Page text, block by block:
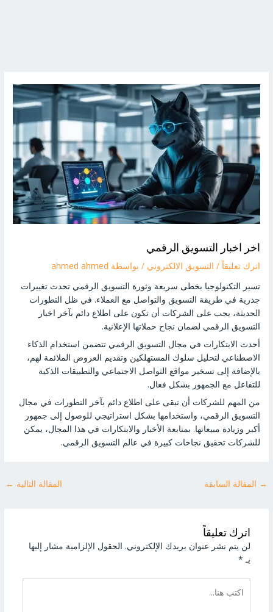
اخر اخبار التسويق الرقمي
اترك تعليقاً/ التسويق الالكتروني / بواسطة
تسير التكنولوجيا بخطى سريعة وثورة التسويق الرقمي تحدث تغييرات
جذرية في طريقة التسويق والتواصل مع العملاء. في ظل التطورات
الحديثة، يجب على الشركات أن تكون على اطلاع دائم بآخر اخبار
التسويق الرقمي لضمان نجاح حملاتها الإعلانية.
أحدث الابتكارات في مجال التسويق الرقمي تتضمن استخدام الذكاء
الاصطناعي لتحليل سلوك المستهلكين وتقديم العروض الملائمة لهم،
بالإضافة إلى تسخير مواقع التواصل الاجتماعي والتطبيقات الذكية
للتفاعل مع الجمهور بشكل فعال.
من المهم للشركات أن تبقى على اطلاع دائم بآخر التطورات في مجال
التسويق الرقمي، واستخدامها بشكل استراتيجي للوصول إلى جمهور
أكبر وزيادة مبيعاتها. بمتابعة الأخبار والابتكارات في هذا المجال، يمكن
للشركات تحقيق نجاحات كبيرة في عالم التسويق الرقمي.
→ المقالة السابقة المقالة التالية ←
اترك تعليقاً
لن يتم نشر عنوان بريدك الإلكتروني. الحقول الإلزامية مشار إليها
بـ *
هنا...